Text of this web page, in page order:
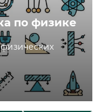
по физике